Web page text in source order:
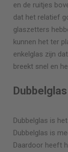
en de ruitjes
dat het relatief
glaszetters
kunnen het ter
enkelglas zijn
breekt snel en
Dubbelglas
Dubbelglas is
Dubbelglas is
Daardoor heeft